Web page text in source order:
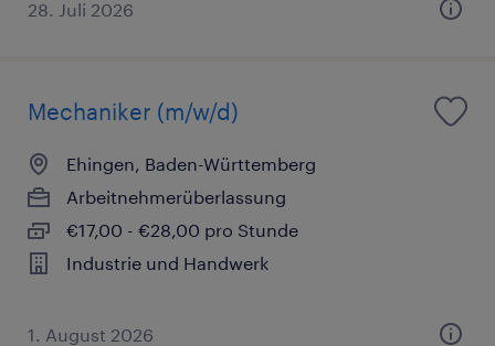
28. Juli 2026
Mechaniker (m/w/d)
Ehingen, Baden-Württemberg
Arbeitnehmerüberlassung
€17,00 - €28,00 pro Stunde
Industrie und Handwerk
1. August 2026